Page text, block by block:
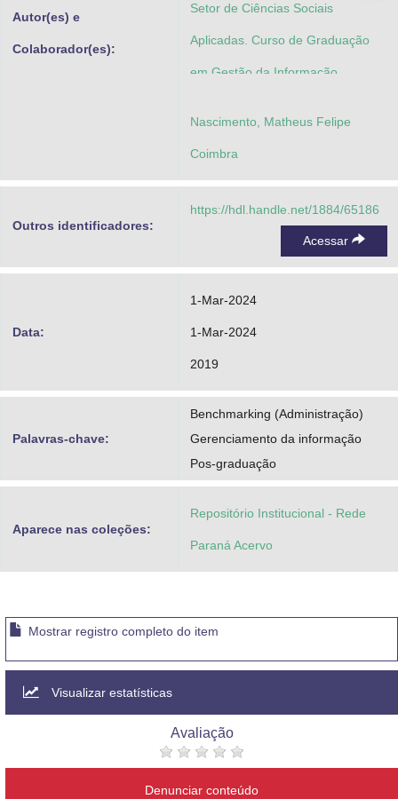
Autor(es) e
Colaborador(es):
Setor de Ciências Sociais
Aplicadas. Curso de Graduação
em Gestão da Informação
Nascimento, Matheus Felipe
Coimbra
Outros identificadores:
https://hdl.handle.net/1884/65186
Acessar
Data:
1-Mar-2024
1-Mar-2024
2019
Palavras-chave:
Benchmarking (Administração)
Gerenciamento da informação
Pos-graduação
Aparece nas coleções:
Repositório Institucional - Rede
Paraná Acervo
Mostrar registro completo do item
Visualizar estatísticas
Avaliação
Denunciar conteúdo